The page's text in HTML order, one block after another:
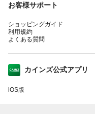
お客様サポート
ショッピングガイド
利用規約
よくある質問
カインズ公式アプリ
iOS版